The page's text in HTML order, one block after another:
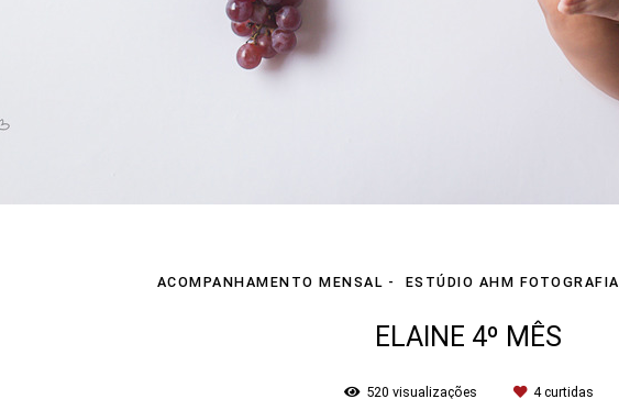
ACOMPANHAMENTO MENSAL ESTÚDIO AHM FOTOGRAFIA
ELAINE 4º MÊS
520 visualizações 4curtidas